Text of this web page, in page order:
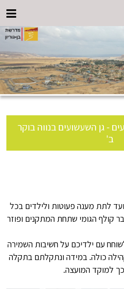
- גן השעשועים בנווה בוקר
ב'
לתת מענה פעוטות ולילדים בכל
קולף הגומי שתחת המתקנים ופוזר
עם ילדיכם על חשיבות השמירה
כולה. במידה ונתקלתם בתקלה
כך למוקד המועצה.